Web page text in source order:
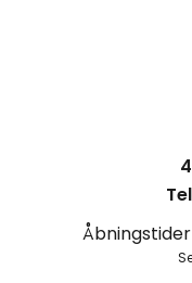
Åbningstider